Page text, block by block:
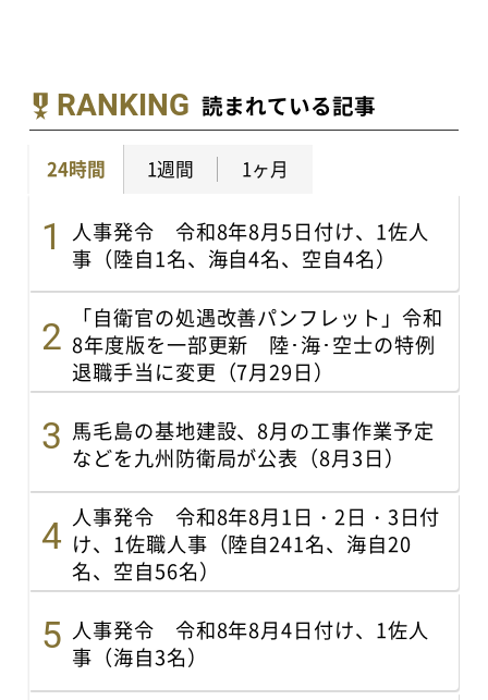
RANKING 読まれている記事
24時間 1週間 1ヶ月
人事発令 令和8年8月5日付け、1佐人
事（陸自1名、海自4名、空自4名）
「自衛官の処遇改善パンフレット」令和
8年度版を一部更新 陸･海･空士の特例
退職手当に変更（7月29日）
馬毛島の基地建設、8月の工事作業予定
などを九州防衛局が公表（8月3日）
人事発令 令和8年8月1日・2日・3日付
け、1佐職人事（陸自241名、海自20
名、空自56名）
人事発令 令和8年8月4日付け、1佐人
事（海自3名）